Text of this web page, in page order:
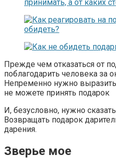
Прежде чем отказаться от
поблагодарить человека за
Непременно нужно
не можете принять подарок
И, безусловно, нужно
Возвращать подарок
дарения.
Зверье мое